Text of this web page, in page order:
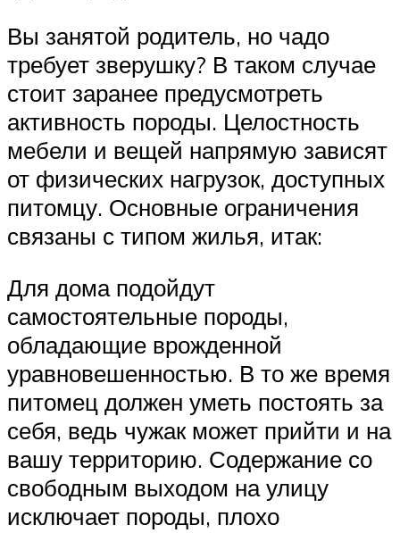
Вы занятой родитель, но чадо
требует зверушку? В таком случае
стоит заранее предусмотреть
активность породы. Целостность
мебели и вещей напрямую зависят
от физических нагрузок, доступных
питомцу. Основные ограничения
связаны с типом жилья, итак:
Для дома подойдут
самостоятельные породы,
обладающие врожденной
уравновешенностью. В то же время
питомец должен уметь постоять за
себя, ведь чужак может прийти и на
вашу территорию. Содержание со
свободным выходом на улицу
исключает породы, плохо